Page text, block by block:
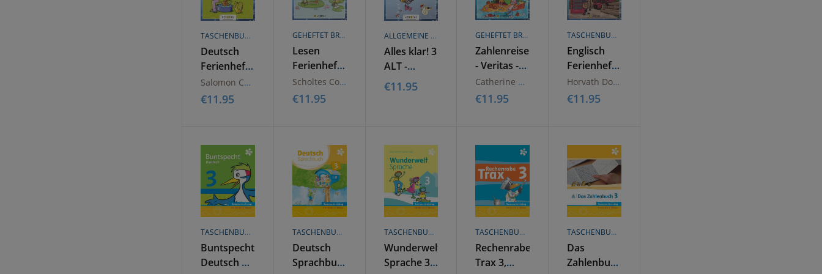
TASCHENBUCH
Deutsch
Ferienhefte
- 3. Klasse -
Volksschule
Salomon Catherine
€11.95
GEHEFTET BROSCHÜREN ODER HEFTE
Lesen
Ferienhefte
-
Volksschule
Scholtes Cornelia
€11.95
ALLGEMEINE HANDELSWARE
Alles klar! 3
ALT -
Ferienheft
Mathematik
€11.95
GEHEFTET BROSCHÜREN ODER HEFTE
Zahlenreise
- Veritas -
Ferienhefte
- 3. Klasse
Catherine Salomon
€11.95
TASCHENBUCH
Englisch
Ferienhefte
-
Volksschule
Horvath Doris
€11.95
TASCHENBUCH
Buntspecht
Deutsch 3.
TASCHENBUCH
Deutsch
Sprachbuch
TASCHENBUCH
Wunderwelt
Sprache 3,
TASCHENBUCH
Rechenrabe
Trax 3,
TASCHENBUCH
Das
Zahlenbuch